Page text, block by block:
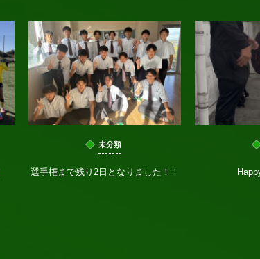
未分類
選手権まで残り2日となりました！！